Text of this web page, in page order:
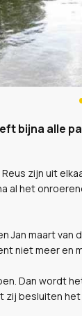
bijna alle
Reus zijn uit
al het
Jan maart van
niet meer en
Dan wordt
zij besluiten